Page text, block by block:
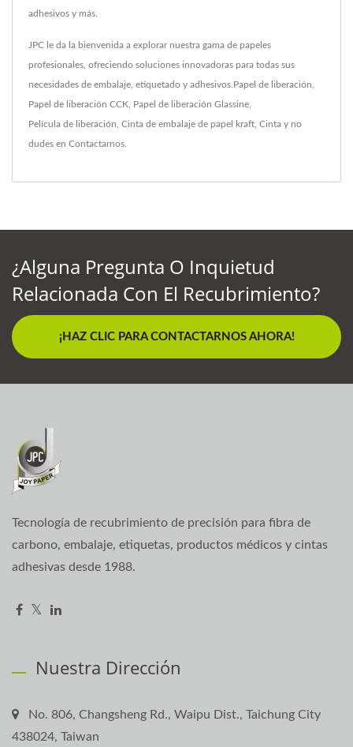
adhesivos y más.
JPC le da la bienvenida a explorar nuestra gama de papeles
profesionales, ofreciendo soluciones innovadoras para todas sus
necesidades de embalaje, etiquetado y adhesivos. Papel de liberación
Papel de liberación CCK Papel de liberación Glassine
Película de liberación Cinta de embalaje de papel kraft Cinta y no
dudes en Contactarnos
¿Alguna Pregunta O Inquietud
Relacionada Con El Recubrimiento?
¡HAZ CLIC PARA CONTACTARNOS AHORA!
Tecnología de recubrimiento de precisión para fibra de
carbono, embalaje, etiquetas, productos médicos y cintas
adhesivas desde 1988.
Nuestra Dirección
No. 806, Changsheng Rd., Waipu Dist., Taichung City
438024, Taiwan